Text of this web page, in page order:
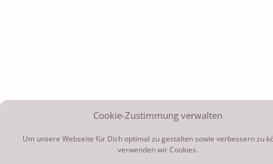
Cookie-Zustimmung verwalten
Um unsere Webseite für Dich optimal zu gestalten sowie verbessern zu
verwenden wir Cookies.